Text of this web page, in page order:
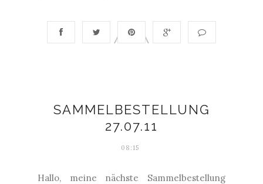
SAMMELBESTELLUNG
27.07.11
08:15
Hallo, meine nächste Sammelbestellung